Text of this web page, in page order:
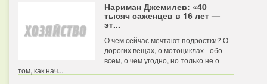
Нариман Джемилев: «40
тысяч саженцев в 16 лет —
эт...
О чем сейчас мечтают подростки? О
дорогих вещах, о мотоциклах - обо
всем, о чем угодно, но только не о
том, как нач...